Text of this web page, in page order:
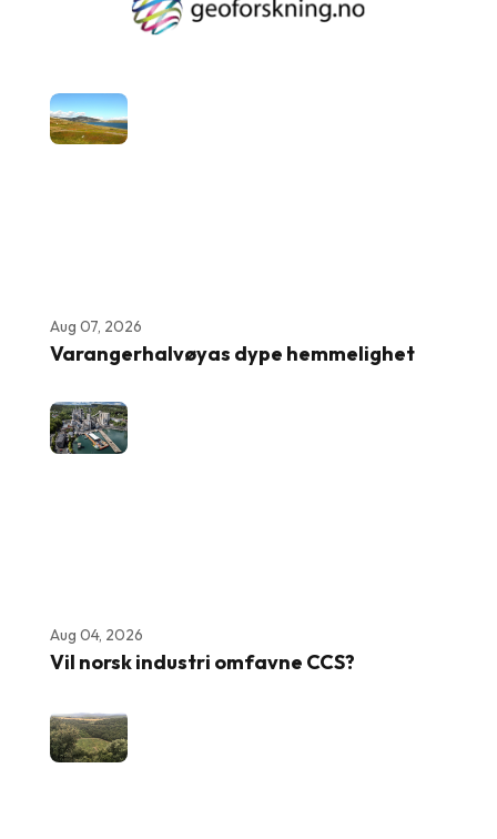
Aug 07, 2026
Varangerhalvøyas dype hemmelighet
Aug 04, 2026
Vil norsk industri omfavne CCS?